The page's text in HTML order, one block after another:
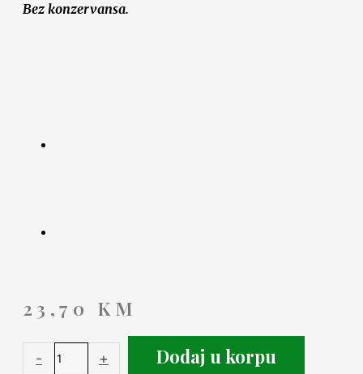
Bez konzervansa.
23,70 KM
- + Dodaj u korpu